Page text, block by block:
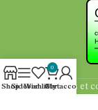
Coccinelles et
ShopSidebarWishlist
0
Cart
My account